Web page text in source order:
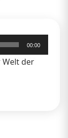
00:00
Welt der